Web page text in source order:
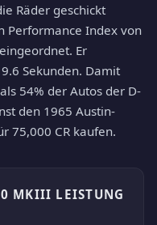
Räder geschickt
Performance Index von
Er
Sekunden. Damit
54% der Autos der D-
den 1965 Austin-
75,000 CR kaufen.
MKIII LEISTUNG